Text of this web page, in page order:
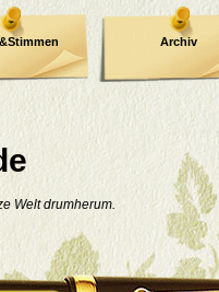
Welt drumherum.
Archiv